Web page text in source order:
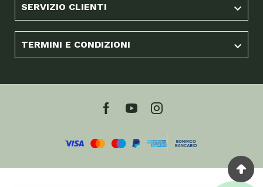
SERVIZIO CLIENTI 
TERMINI E CONDIZIONI 